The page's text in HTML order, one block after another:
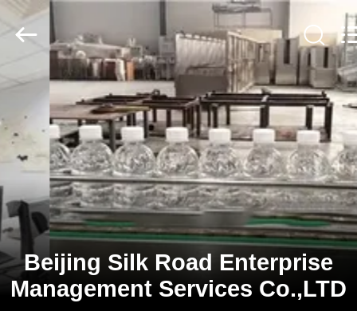
ΣΠΊΤΙ
ΠΡΟΪΌΝΤΑ
ΠΕΡΊΠΟΥ
ΕΜΕΊΣ
ΓΎΡΟΣ
ΕΡΓΟΣΤΑΣΊΩΝ
Enterprise
Management
Services
Reserved.
Beijing Silk Road Enterprise
Management Services Co.,LTD